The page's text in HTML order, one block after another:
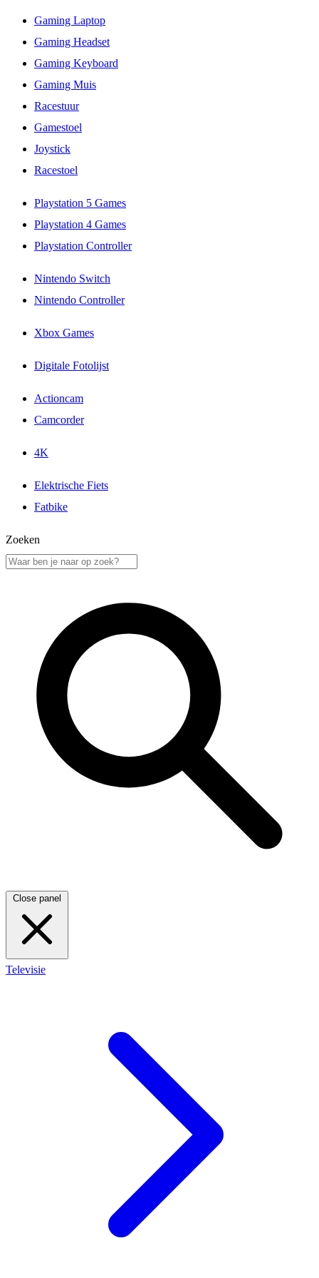
Gaming Laptop
Gaming Headset
Gaming Keyboard
Gaming Muis
Racestuur
Gamestoel
Joystick
Racestoel
Playstation 5 Games
Playstation 4 Games
Playstation Controller
Nintendo Switch
Nintendo Controller
Xbox Games
Digitale Fotolijst
Actioncam
Camcorder
4K
Elektrische Fiets
Fatbike
Zoeken
Close panel
Televisie